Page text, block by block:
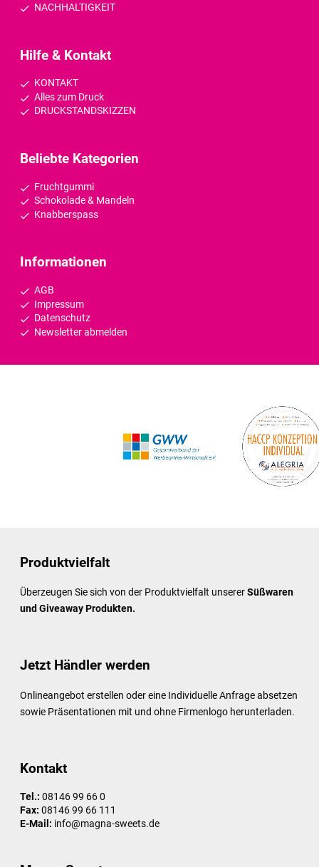
NACHHALTIGKEIT
Hilfe & Kontakt
KONTAKT
Alles zum Druck
DRUCKSTANDSKIZZEN
Beliebte Kategorien
Fruchtgummi
Schokolade & Mandeln
Knabberspass
Informationen
AGB
Impressum
Datenschutz
Newsletter abmelden
Produktvielfalt
Überzeugen Sie sich von der Produktvielfalt unsererSüßwaren
und Giveaway Produkten.
Jetzt Händler werden
Onlineangebot erstellen oder eine Individuelle Anfrage absetzen
sowie Präsentationen mit und ohne Firmenlogo herunterladen.
Kontakt
Tel.: 08146 99 66 0
Fax: 08146 99 66 111
E-Mail: info@magna-sweets.de